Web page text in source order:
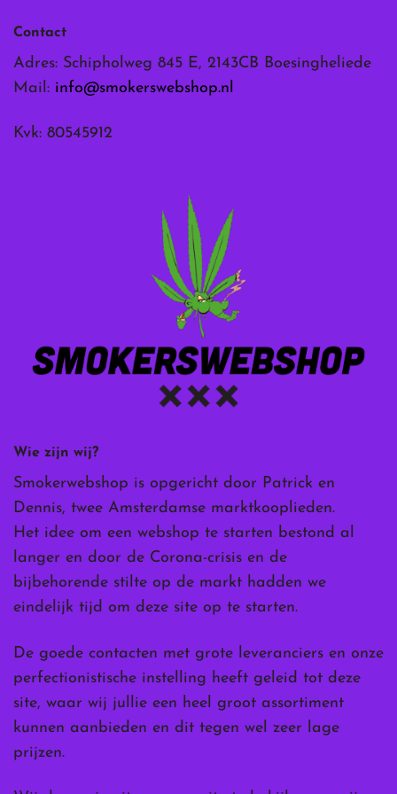
Wie zijn wij?
Smokerwebshop is opgericht door Patrick en
Dennis, twee Amsterdamse marktkooplieden.
Het idee om een webshop te starten bestond al
langer en door de Corona-crisis en de
bijbehorende stilte op de markt hadden we
eindelijk tijd om deze site op te starten.
De goede contacten met grote leveranciers en onze
perfectionistische instelling heeft geleid tot deze
site, waar wij jullie een heel groot assortiment
kunnen aanbieden en dit tegen wel zeer lage
prijzen.
Contact
Adres: Schipholweg 845 E, 2143CB Boesingheliede
Mail: info@smokerswebshop.nl
Kvk: 80545912